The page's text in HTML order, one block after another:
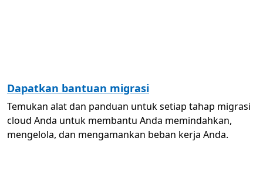
Dapatkan bantuan migrasi
Temukan alat dan panduan untuk setiap tahap migrasi
cloud Anda untuk membantu Anda memindahkan,
mengelola, dan mengamankan beban kerja Anda.